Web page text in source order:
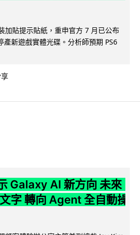
加貼提示貼紙，重申官方 7 月已公布
產新遊戲實體光碟。分析師預期 PS6
Galaxy AI 新方向 未來
字 轉向 Agent 全自動操